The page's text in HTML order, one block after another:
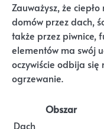
Zauważysz, że
domów przez dach,
także przez piwnice,
elementów ma swój
oczywiście odbija się
ogrzewanie.
Obszar
Dach